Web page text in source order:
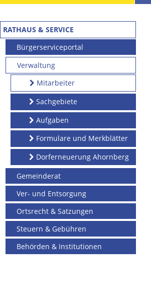
RATHAUS & SERVICE
Bürgerserviceportal
Verwaltung
Mitarbeiter
Sachgebiete
Aufgaben
Formulare und Merkblätter
Dorferneuerung Ahornberg
Gemeinderat
Ver- und Entsorgung
Ortsrecht & Satzungen
Steuern & Gebühren
Behörden & Institutionen